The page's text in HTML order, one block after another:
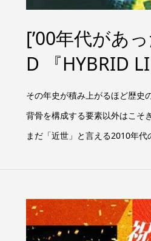
[’00年代があ
D 『HYBRID
その年史が積み上がるほど歴史
背骨を構成する要素以外はこそ
まだ「近世」と言える2010年